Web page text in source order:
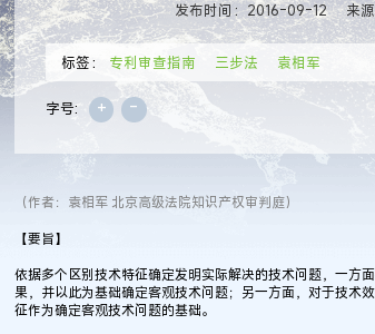
发布时间：2016-09-12 来
标签： 专利审查指南 三步法 袁相军
字号: + -
（作者：袁相军 北京高级法院知识产权审判庭）
【要旨】
依据多个区别技术特征确定发明实际解决的技术问题，一方
果，并以此为基础确定客观技术问题；另一方面，对于技术
征作为确定客观技术问题的基础。